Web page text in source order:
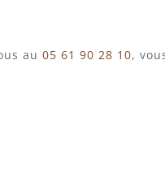
au05 61 90 28 10,